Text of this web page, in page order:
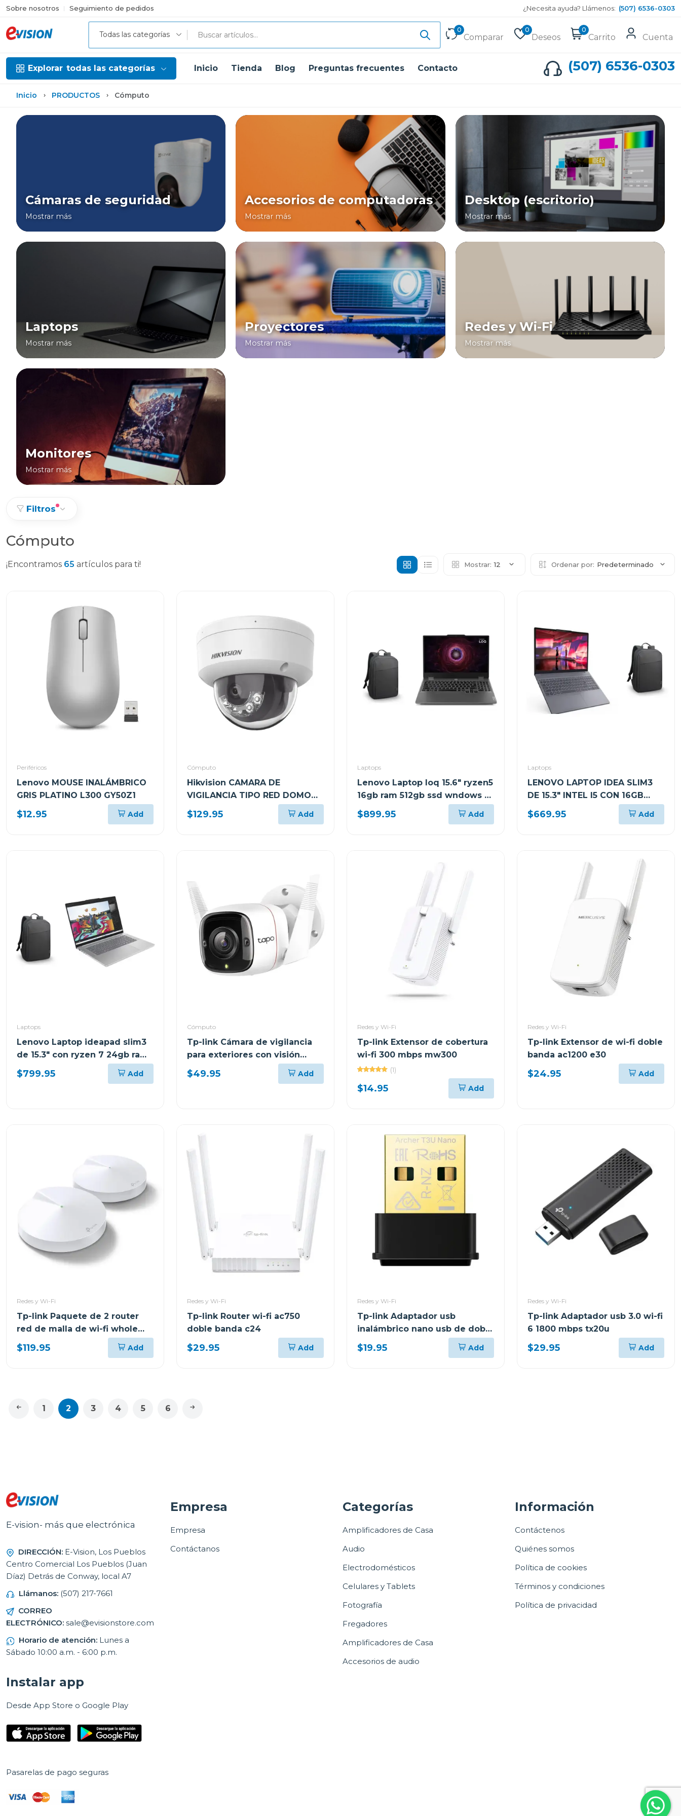
Sobre nosotros Seguimiento de pedidos ¿Necesita ayuda? Llámenos: (507) 6536-0303
Todas las categorías
0
Comparar
0
Deseos
0
Carrito Cuenta
Explorar todas las categorías Inicio Tienda Blog Preguntas frecuentes Contacto (507) 6536-0303
Inicio PRODUCTOS Cómputo
Cámaras de seguridad
Mostrar más
Accesorios de computadoras
Mostrar más
Desktop (escritorio)
Mostrar más
Laptops
Mostrar más
Proyectores
Mostrar más
Redes y Wi-Fi
Mostrar más
Monitores
Mostrar más
Filtros
Cómputo
¡Encontramos 65 artículos para ti! Mostrar: 12 Ordenar por: Predeterminado
Periféricos
Lenovo MOUSE INALÁMBRICO
GRIS PLATINO L300 GY50Z1
$12.95 Add
Cómputo
Hikvision CAMARA DE
VIGILANCIA TIPO RED DOMO
CON LUZ HÍBRIDA INTELIGENTE
G2LIS2U
$129.95 Add
Laptops
Lenovo Laptop loq 15.6" ryzen5
16gb ram 512gb ssd wndows 11
home sl gris luna arp9 +
mochila lenovo 83jc003t
$899.95 Add
Laptops
LENOVO LAPTOP IDEA SLIM3
DE 15.3" INTEL I5 CON 16GB
RAM Y 512GB SSD WINDOWS 11
HOME SL IRH10 + MOCHILA
$669.95 Add
Laptops
Lenovo Laptop ideapad slim3
de 15.3" con ryzen 7 24gb ram
y 512gb ssd windows 11
83K700ECGJ
$799.95 Add
Cómputo
Tp-link Cámara de vigilancia
para exteriores con visión
nocturna y detección ia c310
$49.95 Add
Redes y Wi-Fi
Tp-link Extensor de cobertura
wi-fi 300 mbps mw300
(1)
$14.95 Add
Redes y Wi-Fi
Tp-link Extensor de wi-fi doble
banda ac1200 e30
$24.95 Add
Redes y Wi-Fi
Tp-link Paquete de 2 router
red de malla de wi-fi whole
home mesh ac1300 deco m5
$119.95 Add
Redes y Wi-Fi
Tp-link Router wi-fi ac750
doble banda c24
$29.95 Add
Redes y Wi-Fi
Tp-link Adaptador usb
inalámbrico nano usb de doble
banda ac1300 t3u nano
$19.95 Add
Redes y Wi-Fi
Tp-link Adaptador usb 3.0 wi-fi
6 1800 mbps tx20u
$29.95 Add
1 2 3 4 5 6
E-vision- más que electrónica
DIRECCIÓN: E-Vision, Los Pueblos
Centro Comercial Los Pueblos (Juan
Díaz) Detrás de Conway, local A7
Llámanos: (507) 217-7661
CORREO
ELECTRÓNICO: sale@evisionstore.com
Horario de atención: Lunes a
Sábado 10:00 a.m. - 6:00 p.m.
Empresa
Empresa
Contáctanos
Categorías
Amplificadores de Casa
Audio
Electrodomésticos
Celulares y Tablets
Fotografía
Fregadores
Amplificadores de Casa
Accesorios de audio
Información
Contáctenos
Quiénes somos
Política de cookies
Términos y condiciones
Política de privacidad
Instalar app
Desde App Store o Google Play
Pasarelas de pago seguras